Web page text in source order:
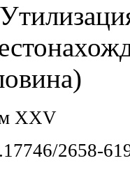
XXV
2658-